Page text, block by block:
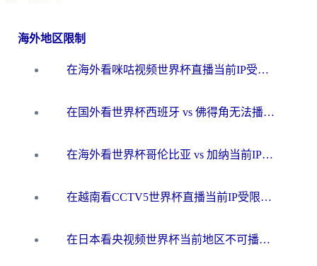
海外地区限制
在海外看咪咕视频世界杯直播当前IP受限制？这篇指南帮你搞定所有体育赛事观看难题
在国外看世界杯西班牙 vs 佛得角无法播放？这篇指南帮你解锁所有中文体育直播
在海外看世界杯哥伦比亚 vs 加纳当前IP受限制？这篇指南帮你流畅看中文解说赛事
在越南看CCTV5世界杯直播当前IP受限制？海外党体育观赛终极指南来了
在日本看央视频世界杯当前地区不可播放？海外党体育观赛终极指南